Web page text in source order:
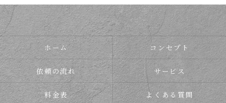
ホーム コンセプト
依頼の流れ サービス
料金表 よくある質問